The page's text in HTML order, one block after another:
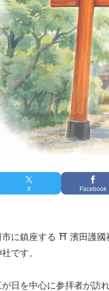
X Facebook
に鎮座する ⛩️ 濱田護國
です。
日を中心に参拝者が訪